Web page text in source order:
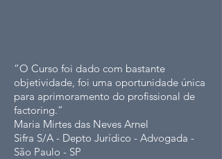
“O Curso foi dado com bastante
objetividade, foi uma oportunidade única
para aprimoramento do profissional de
factoring.”
Maria Mirtes das Neves Arnel
Sifra S/A - Depto Jurídico - Advogada -
São Paulo - SP